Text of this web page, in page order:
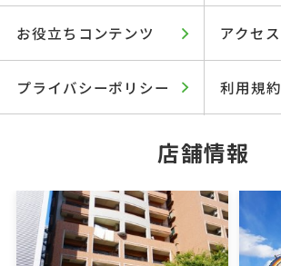
お役立ちコンテンツ アクセス
プライバシーポリシー 利用規約
店舗情報